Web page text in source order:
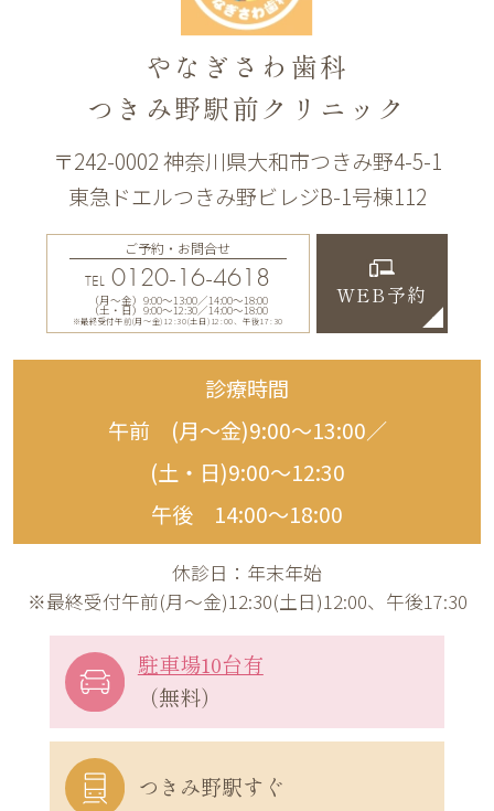
やなぎさわ歯科
つきみ野駅前クリニック
〒242-0002 神奈川県大和市つきみ野4-5-1
東急ドエルつきみ野ビレジB-1号棟112
ご予約・お問合せ
TEL 0120-16-4618
（月〜金）9:00〜13:00／14:00〜18:00
（土・日）9:00〜12:30／14:00〜18:00
※最終受付午前(月～金)12:30(土日)12:00、午後17:30
WEB予約
診療時間
午前 (月〜金)9:00〜13:00／
(土・日)9:00〜12:30
午後 14:00〜18:00
休診日：年末年始
※最終受付午前(月～金)12:30(土日)12:00、午後17:30
駐車場10台有
（無料）
つきみ野駅すぐ